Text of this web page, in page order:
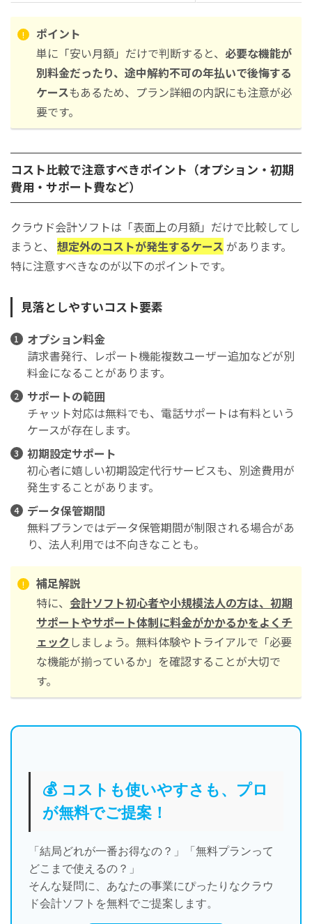
ポイント
単に「安い月額」だけで判断すると、 必要な機能が
別料金だったり、途中解約不可の年払いで後悔する
ケースもあるため、プラン詳細の内訳にも注意が必
要です。
コスト比較で注意すべきポイント（オプション・初期
費用・サポート費など）
クラウド会計ソフトは「表面上の月額」だけで比較してし
まうと、 想定外のコストが発生するケース があります。
特に注意すべきなのが以下のポイントです。
見落としやすいコスト要素
オプション料金
請求書発行、レポート機能複数ユーザー追加などが別
料金になることがあります。
サポートの範囲
チャット対応は無料でも、電話サポートは有料という
ケースが存在します。
初期設定サポート
初心者に嬉しい初期設定代行サービスも、別途費用が
発生することがあります。
データ保管期間
無料プランではデータ保管期間が制限される場合があ
り、法人利用では不向きなことも。
補足解説
特に、 会計ソフト初心者や小規模法人の方は、初期
サポートやサポート体制に料金がかかるかをよくチ
ェック しましょう。無料体験やトライアルで「必要
な機能が揃っているか」を確認することが大切で
す。
💰 コストも使いやすさも、プロ
が無料でご提案！
「結局どれが一番お得なの？」「無料プランって
どこまで使えるの？」
そんな疑問に、あなたの事業にぴったりなクラウ
ド会計ソフトを無料でご提案します。